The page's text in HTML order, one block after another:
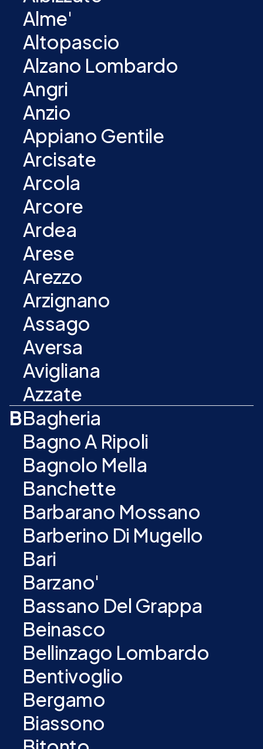
Alme'
Altopascio
Alzano Lombardo
Angri
Anzio
Appiano Gentile
Arcisate
Arcola
Arcore
Ardea
Arese
Arezzo
Arzignano
Assago
Aversa
Avigliana
Azzate
BBagheria
Bagno A Ripoli
Bagnolo Mella
Banchette
Barbarano Mossano
Barberino Di Mugello
Bari
Barzano'
Bassano Del Grappa
Beinasco
Bellinzago Lombardo
Bentivoglio
Bergamo
Biassono